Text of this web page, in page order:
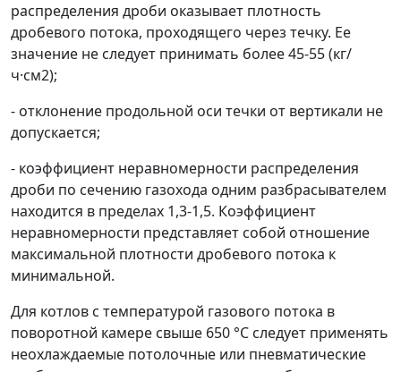
распределения дроби оказывает плотность
дробевого потока, проходящего через течку. Ее
значение не следует принимать более 45-55 (кг/
ч·см2);
- отклонение продольной оси течки от вертикали не
допускается;
- коэффициент неравномерности распределения
дроби по сечению газохода одним разбрасывателем
находится в пределах 1,3-1,5. Коэффициент
неравномерности представляет собой отношение
максимальной плотности дробевого потока к
минимальной.
Для котлов с температурой газового потока в
поворотной камере свыше 650 °С следует применять
неохлаждаемые потолочные или пневматические